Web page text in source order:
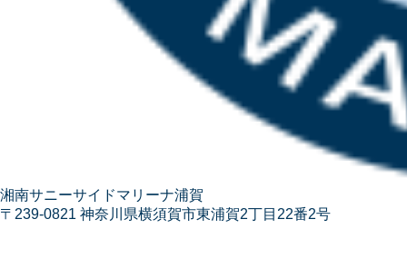
湘南サニーサイドマリーナ浦賀
〒239-0821 神奈川県横須賀市東浦賀2丁目22番2号